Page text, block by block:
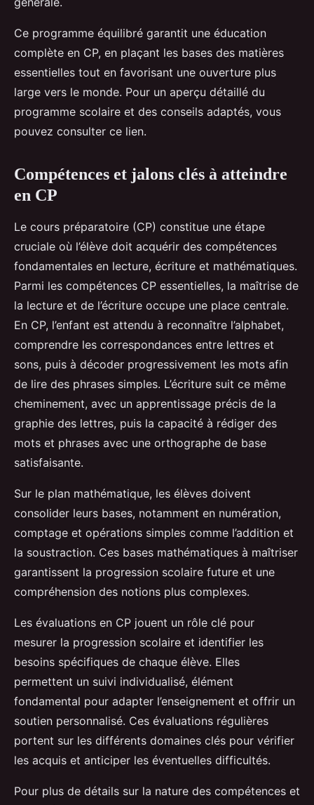
Ce programme équilibré garantit une éducation
complète en CP, en plaçant les bases des matières
essentielles tout en favorisant une ouverture plus
large vers le monde. Pour un aperçu détaillé du
programme scolaire et des conseils adaptés, vous
pouvez consulter ce lien.
Compétences et jalons clés à atteindre
en CP
Le cours préparatoire (CP) constitue une étape
cruciale où l’élève doit acquérir des compétences
fondamentales en lecture, écriture et mathématiques.
Parmi les compétences CP essentielles, la maîtrise de
la lecture et de l’écriture occupe une place centrale.
En CP, l’enfant est attendu à reconnaître l’alphabet,
comprendre les correspondances entre lettres et
sons, puis à décoder progressivement les mots afin
de lire des phrases simples. L’écriture suit ce même
cheminement, avec un apprentissage précis de la
graphie des lettres, puis la capacité à rédiger des
mots et phrases avec une orthographe de base
satisfaisante.
Sur le plan mathématique, les élèves doivent
consolider leurs bases, notamment en numération,
comptage et opérations simples comme l’addition et
la soustraction. Ces bases mathématiques à maîtriser
garantissent la progression scolaire future et une
compréhension des notions plus complexes.
Les évaluations en CP jouent un rôle clé pour
mesurer la progression scolaire et identifier les
besoins spécifiques de chaque élève. Elles
permettent un suivi individualisé, élément
fondamental pour adapter l’enseignement et offrir un
soutien personnalisé. Ces évaluations régulières
portent sur les différents domaines clés pour vérifier
les acquis et anticiper les éventuelles difficultés.
Pour plus de détails sur la nature des compétences et